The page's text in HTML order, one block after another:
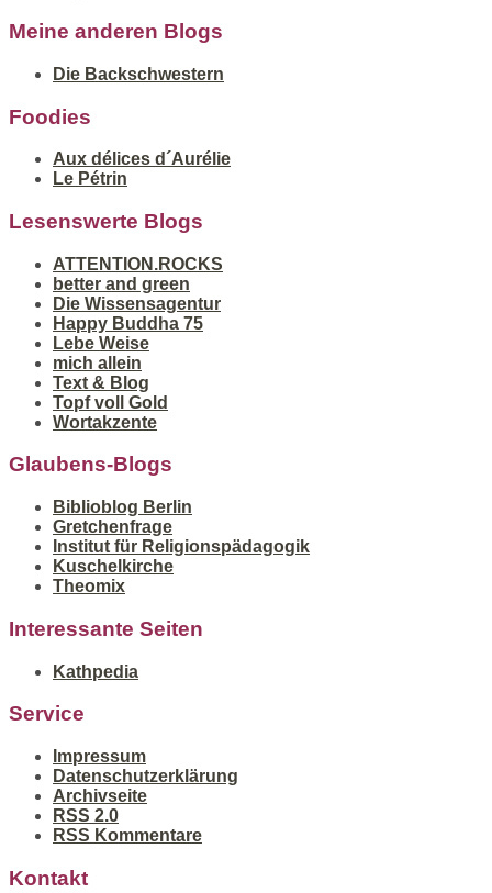
Meine anderen Blogs
Die Backschwestern
Foodies
Aux délices d´Aurélie
Le Pétrin
Lesenswerte Blogs
ATTENTION.ROCKS
better and green
Die Wissensagentur
Happy Buddha 75
Lebe Weise
mich allein
Text & Blog
Topf voll Gold
Wortakzente
Glaubens-Blogs
Biblioblog Berlin
Gretchenfrage
Institut für Religionspädagogik
Kuschelkirche
Theomix
Interessante Seiten
Kathpedia
Service
Impressum
Datenschutzerklärung
Archivseite
RSS 2.0
RSS Kommentare
Kontakt